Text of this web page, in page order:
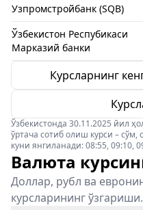
Узпромстройбанк (SQB)
Ўзбекистон Респубикаси
Марказий банки
Курсларнинг
Ўзбекистонда 30.11.2025 йил
ўртача сотиб олиш курси –
куни янгиланади: 08:55, 09:10,
Валюта
Доллар, рубл ва
курсларининг ўзгариши.